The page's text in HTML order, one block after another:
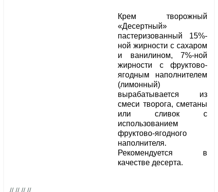
Крем творожный
«Десертный»
пастеризованный 15%-
ной жирности с сахаром
и ванилином, 7%-ной
жирности с фруктово-
ягодным наполнителем
(лимонный)
вырабатывается из
смеси творога, сметаны
или сливок с
использованием
фруктово-ягодного
наполнителя.
Рекомендуется в
качестве десерта.
// // // //